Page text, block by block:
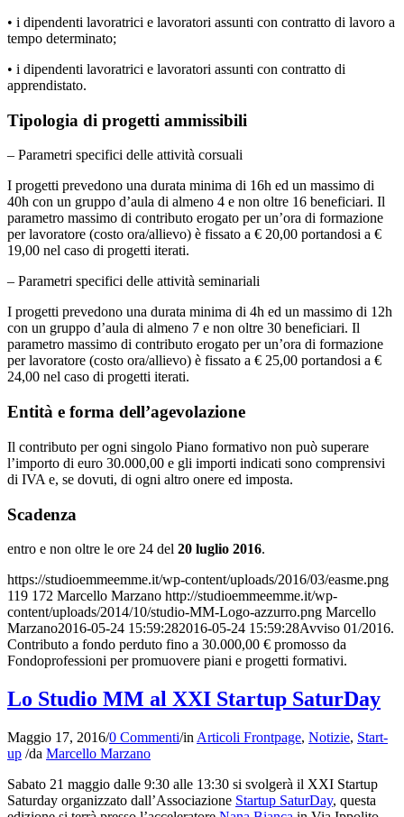
• i dipendenti lavoratrici e lavoratori assunti con contratto di lavoro a
tempo determinato;
• i dipendenti lavoratrici e lavoratori assunti con contratto di
apprendistato.
Tipologia di progetti ammissibili
– Parametri specifici delle attività corsuali
I progetti prevedono una durata minima di 16h ed un massimo di
40h con un gruppo d’aula di almeno 4 e non oltre 16 beneficiari. Il
parametro massimo di contributo erogato per un’ora di formazione
per lavoratore (costo ora/allievo) è fissato a € 20,00 portandosi a €
19,00 nel caso di progetti iterati.
– Parametri specifici delle attività seminariali
I progetti prevedono una durata minima di 4h ed un massimo di 12h
con un gruppo d’aula di almeno 7 e non oltre 30 beneficiari. Il
parametro massimo di contributo erogato per un’ora di formazione
per lavoratore (costo ora/allievo) è fissato a € 25,00 portandosi a €
24,00 nel caso di progetti iterati.
Entità e forma dell’agevolazione
Il contributo per ogni singolo Piano formativo non può superare
l’importo di euro 30.000,00 e gli importi indicati sono comprensivi
di IVA e, se dovuti, di ogni altro onere ed imposta.
Scadenza
entro e non oltre le ore 24 del 20 luglio 2016.
https://studioemmeemme.it/wp-content/uploads/2016/03/easme.png
119 172 Marcello Marzano http://studioemmeemme.it/wp-
content/uploads/2014/10/studio-MM-Logo-azzurro.png Marcello
Marzano2016-05-24 15:59:282016-05-24 15:59:28Avviso 01/2016.
Contributo a fondo perduto fino a 30.000,00 € promosso da
Fondoprofessioni per promuovere piani e progetti formativi.
Lo Studio MM al XXI Startup SaturDay
Maggio 17, 2016/0 Commenti/in Articoli Frontpage, Notizie, Start-
up /da Marcello Marzano
Sabato 21 maggio dalle 9:30 alle 13:30 si svolgerà il XXI Startup
Saturday organizzato dall’Associazione Startup SaturDay, questa